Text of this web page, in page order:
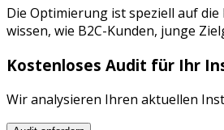
Die Optimierung ist speziell auf
wissen, wie B2C-Kunden, junge
Kostenloses Audit für Ihr
Wir analysieren Ihren aktuellen